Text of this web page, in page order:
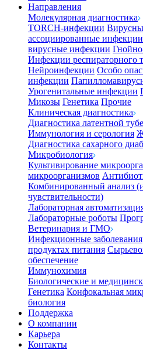
Направления
Молекулярная диагностика
TORCH-инфекции
ассоциированные инфекции
вирусные инфекции
Инфекции респираторного
Нейроинфекции Особо
инфекции
Урогенитальные инфекции
Микозы Генетика Прочие
Клиническая диагностика
Диагностика латентной
Иммунология и серология
Диагностика сахарного
Микробиология
Культивирование
микроорганизмов
Комбинированный анализ
чувствительности)
Лабораторная
Лабораторные роботы
Ветеринария и ГМО
Инфекционные заболевания
продуктах питания
обеспечение
Иммунохимия
Биологические и
Генетика Конфокальная
биология
Поддержка
О компании
Карьера
Контакты